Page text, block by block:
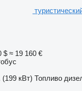
$ ≈ 19 160 €
(199 кВт) Топливо